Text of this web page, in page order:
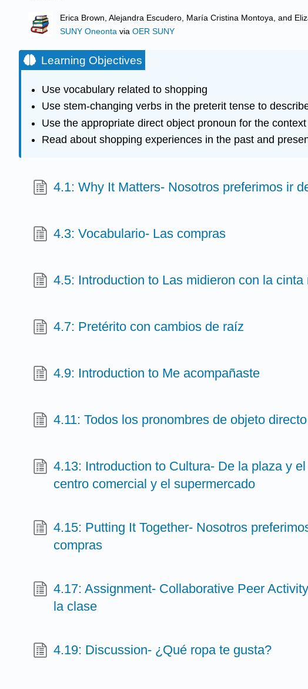
Erica Brown, Alejandra Escudero, María Cristina Montoya, and
SUNY Oneonta viaOER SUNY
Learning Objectives
Use vocabulary related to shopping
Use stem-changing verbs in the preterit tense to
Use the appropriate direct object pronoun for the context
Read about shopping experiences in the past and
4.1: Why It Matters- Nosotros preferimos ir
4.3: Vocabulario- Las compras
4.5: Introduction to Las midieron con la cinta
4.7: Pretérito con cambios de raíz
4.9: Introduction to Me acompañaste
4.11: Todos los pronombres de objeto directo
4.13: Introduction to Cultura- De la plaza y
centro comercial y el supermercado
4.15: Putting It Together- Nosotros
compras
4.17: Assignment- Collaborative Peer
la clase
4.19: Discussion- ¿Qué ropa te gusta?